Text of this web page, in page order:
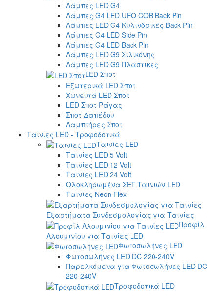
Λάμπες LED G4
Λάμπες G4 LED UFO COB Back Pin
Λάμπες LED G4 Κυλινδρικές Back Pin
Λάμπες G4 LED Side Pin
Λάμπες G4 LED Back Pin
Λάμπες LED G9 Σιλικόνης
Λάμπες LED G9 Πλαστικές
LED Σποτ
Εξωτερικά LED Σποτ
Χωνευτά LED Σποτ
LED Σποτ Ράγας
Σποτ Δαπέδου
Λαμπτήρες Σποτ
Ταινίες LED - Τροφοδοτικά
Ταινίες LED
Ταινίες LED 5 Volt
Ταινίες LED 12 Volt
Ταινίες LED 24 Volt
Ολοκληρωμένα ΣΕΤ Ταινιών LED
Ταινίες Neon Flex
Εξαρτήματα Συνδεσμολογίας για Ταινίες
Προφίλ
Αλουμινίου για Ταινίες LED
Φωτοσωλήνες LED
Φωτοσωλήνες LED DC 220-240V
Παρελκόμενα για Φωτοσωλήνες LED DC
220-240V
Τροφοδοτικά LED